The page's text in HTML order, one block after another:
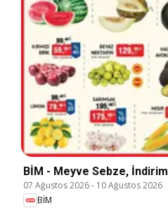
BİM - Meyve Sebze, İndirim
07 Ağustos 2026- 10 Ağustos 2026
BİM